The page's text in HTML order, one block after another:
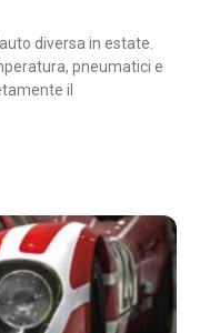
diversa in estate.
pneumatici e
il